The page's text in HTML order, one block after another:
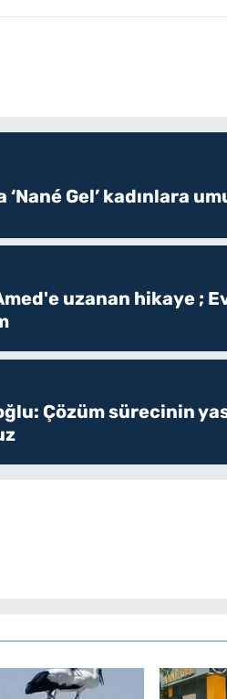
‘Nané Gel’ kadınlara
uzanan hikaye ;
Çözüm sürecinin